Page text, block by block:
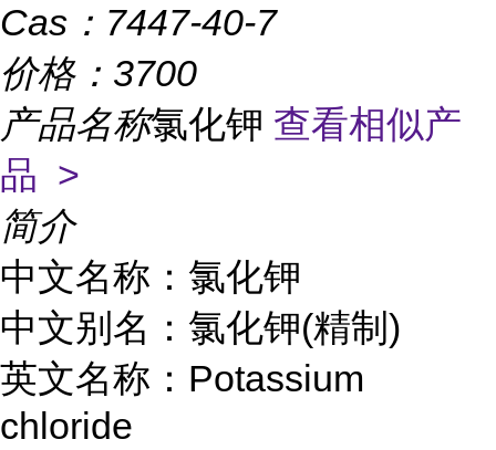
Cas： 7447-40-7
价格： 3700
产品名称氯化钾 查看相似产
品 >
简介
中文名称：氯化钾
中文别名：氯化钾(精制)
英文名称：Potassium
chloride